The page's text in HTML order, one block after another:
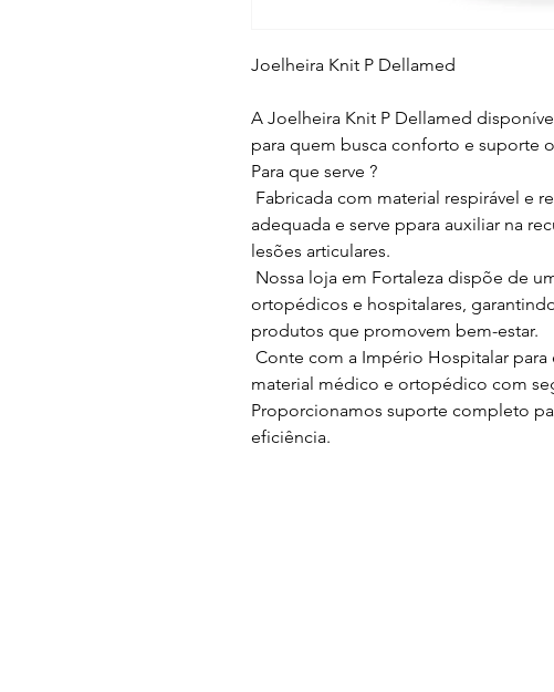
Joelheira Knit P Dellamed
A Joelheira Knit P Dellamed
para quem busca conforto e suporte
Para que serve ?
Fabricada com material respirável e
adequada e serve ppara auxiliar na
lesões articulares.
Nossa loja em Fortaleza dispõe de
ortopédicos e hospitalares,
produtos que promovem bem-estar.
Conte com a Império Hospitalar
material médico e ortopédico com
Proporcionamos suporte completo
eficiência.